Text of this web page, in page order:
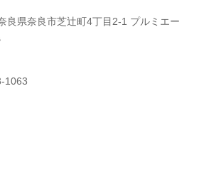
良県奈良市芝辻町4丁目2-1 プルミエー
1063